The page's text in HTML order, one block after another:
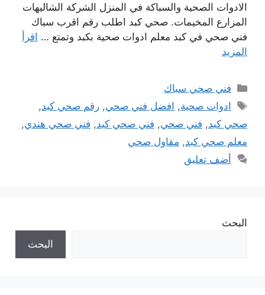
الادوات الصحية والسباكة في المنزل الشركة الشاليهات
المزارع المخيمات. صحي كبد اطلب رقم اقرب سباك
فني صحي في كبد معلم ادوات صحية بكبد وتمتع … اقرأ
المزيد
التصنيفات
فني صحي سباك
الوسوم
ادوات صحية, افضل فني صحي,رقم صحي كبد,
صحي كبد, فني صحي, فني صحي كبد, فني صحي هندي,
معلم صحي كبد, مقاول صحي
أضف تعليق
البحث
البحث